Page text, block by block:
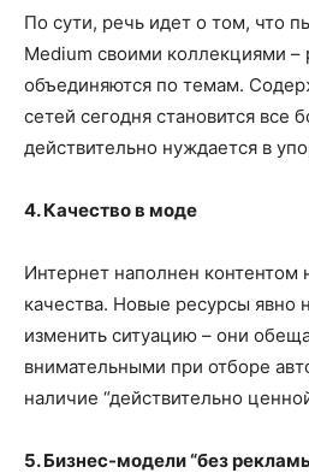
По сути, речь идет о том, что
Medium своими коллекциями –
объединяются по темам.
сетей сегодня становится все
действительно нуждается в
4. Качество в моде
Интернет наполнен контентом
качества. Новые ресурсы явно
изменить ситуацию – они
внимательными при отборе
наличие “действительно
5. Бизнес-модели “без